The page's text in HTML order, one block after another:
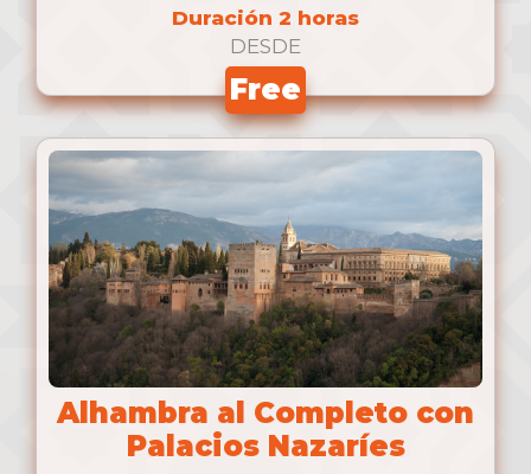
Duración 2 horas
DESDE
Free
Alhambra al Completo con
Palacios Nazaríes